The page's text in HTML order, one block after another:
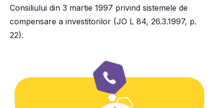
Consiliului din 3 martie 1997 privind sistemele de
compensare a investitorilor (JO L 84, 26.3.1997, p.
22).